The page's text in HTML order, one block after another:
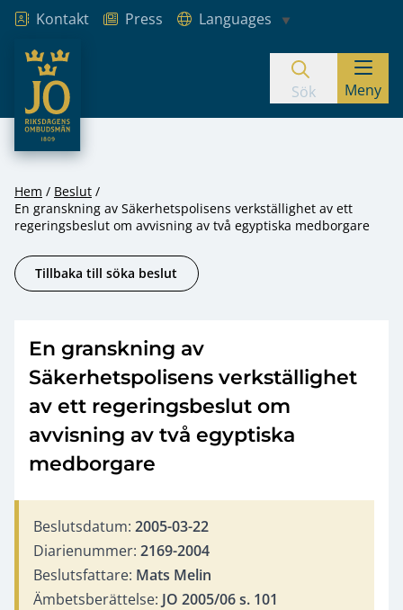
Hoppa till innehåll
Kontakt Press
Languages
JO – Riksdagens Ombudsmän
Sök Meny
Hem
Beslut
En granskning av Säkerhetspolisens verkställighet av ett
regeringsbeslut om avvisning av två egyptiska medborgare
Tillbaka till söka beslut
En granskning av
Säkerhetspolisens verkställighet
av ett regeringsbeslut om
avvisning av två egyptiska
medborgare
Beslutsdatum: 2005-03-22
Diarienummer: 2169-2004
Beslutsfattare: Mats Melin
Ämbetsberättelse: JO 2005/06 s. 101